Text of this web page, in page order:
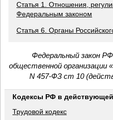
Статья 1. Отношения,
Федеральным законом
Статья 6. Органы
Федеральный закон
общественной организации
N 457-ФЗ ст 10
Кодексы РФ в
Трудовой кодекс